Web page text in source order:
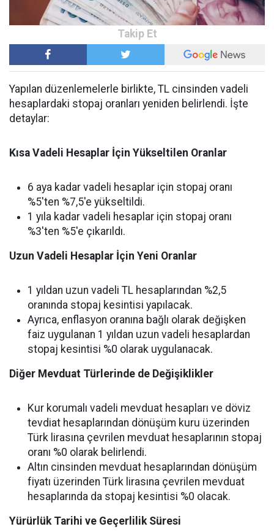
Yapılan düzenlemelerle birlikte, TL cinsinden vadeli
hesaplardaki stopaj oranları yeniden belirlendi. İşte
detaylar:
Kısa Vadeli Hesaplar İçin Yükseltilen Oranlar
6 aya kadar vadeli hesaplar için stopaj oranı
%5'ten %7,5'e yükseltildi.
1 yıla kadar vadeli hesaplar için stopaj oranı
%3'ten %5'e çıkarıldı.
Uzun Vadeli Hesaplar İçin Yeni Oranlar
1 yıldan uzun vadeli TL hesaplarından %2,5
oranında stopaj kesintisi yapılacak.
Ayrıca, enflasyon oranına bağlı olarak değişken
faiz uygulanan 1 yıldan uzun vadeli hesaplardan
stopaj kesintisi %0 olarak uygulanacak.
Diğer Mevduat Türlerinde de Değişiklikler
Kur korumalı vadeli mevduat hesapları ve döviz
tevdiat hesaplarından dönüşüm kuru üzerinden
Türk lirasına çevrilen mevduat hesaplarının stopaj
oranı %0 olarak belirlendi.
Altın cinsinden mevduat hesaplarından dönüşüm
fiyatı üzerinden Türk lirasına çevrilen mevduat
hesaplarında da stopaj kesintisi %0 olacak.
Yürürlük Tarihi ve Geçerlilik Süresi